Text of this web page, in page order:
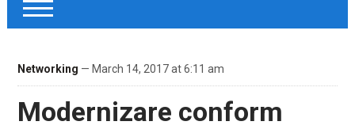
Networking — March 14, 2017 at 6:11 am
Modernizare conform